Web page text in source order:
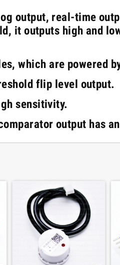
output, real-time
it outputs high and
which are powered
flip level output.
sensitivity.
output has